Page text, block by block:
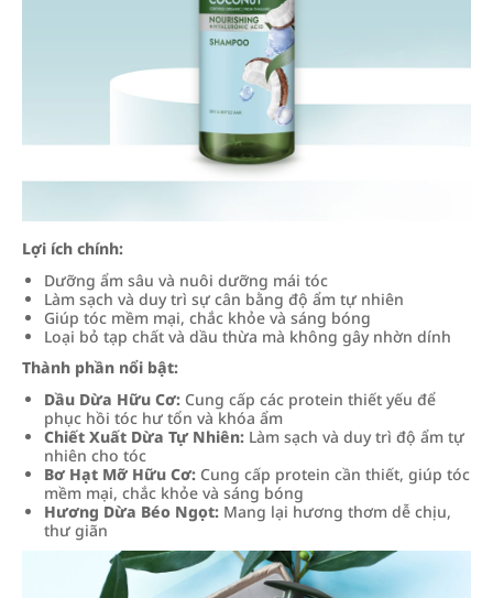
Lợi ích chính:
Dưỡng ẩm sâu và nuôi dưỡng mái tóc
Làm sạch và duy trì sự cân bằng độ ẩm tự nhiên
Giúp tóc mềm mại, chắc khỏe và sáng bóng
Loại bỏ tạp chất và dầu thừa mà không gây nhờn dính
Thành phần nổi bật:
Dầu Dừa Hữu Cơ: Cung cấp các protein thiết yếu để
phục hồi tóc hư tổn và khóa ẩm
Chiết Xuất Dừa Tự Nhiên: Làm sạch và duy trì độ ẩm tự
nhiên cho tóc
Bơ Hạt Mỡ Hữu Cơ: Cung cấp protein cần thiết, giúp tóc
mềm mại, chắc khỏe và sáng bóng
Hương Dừa Béo Ngọt: Mang lại hương thơm dễ chịu,
thư giãn